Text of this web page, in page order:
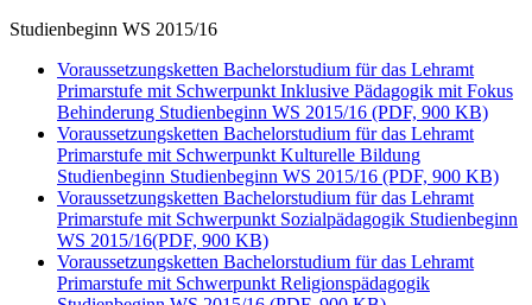
Studienbeginn WS 2015/16
Voraussetzungsketten Bachelorstudium für das Lehramt
Primarstufe mit Schwerpunkt Inklusive Pädagogik mit Fokus
Behinderung Studienbeginn WS 2015/16 (PDF, 900 KB)
Voraussetzungsketten Bachelorstudium für das Lehramt
Primarstufe mit Schwerpunkt Kulturelle Bildung
Studienbeginn Studienbeginn WS 2015/16 (PDF, 900 KB)
Voraussetzungsketten Bachelorstudium für das Lehramt
Primarstufe mit Schwerpunkt Sozialpädagogik Studienbeginn
WS 2015/16(PDF, 900 KB)
Voraussetzungsketten Bachelorstudium für das Lehramt
Primarstufe mit Schwerpunkt Religionspädagogik